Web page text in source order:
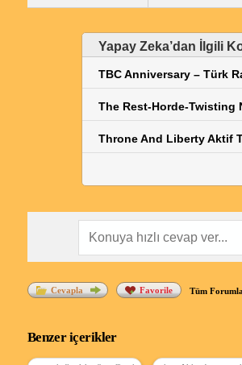
Yapay Zeka’dan İlgili
TBC Anniversary – Türk
The Rest-Horde-Twisting
Throne And Liberty Aktif
Cevapla Favorile Tüm
Benzer içerikler